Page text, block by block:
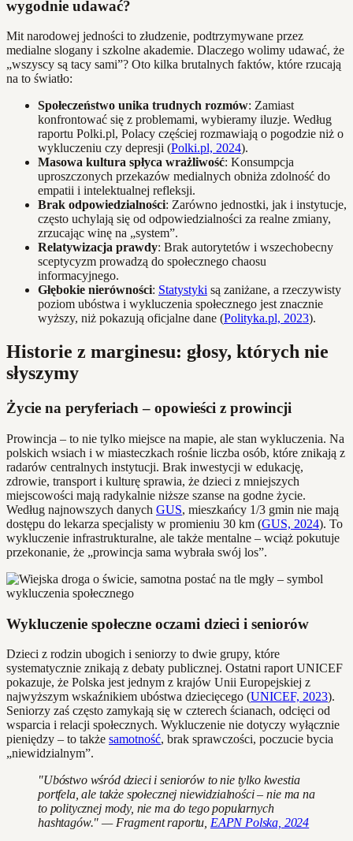
wygodnie udawać?
Mit narodowej jedności to złudzenie, podtrzymywane przez
medialne slogany i szkolne akademie. Dlaczego wolimy udawać, że
„wszyscy są tacy sami”? Oto kilka brutalnych faktów, które rzucają
na to światło:
Społeczeństwo unika trudnych rozmów: Zamiast
konfrontować się z problemami, wybieramy iluzje. Według
raportu Polki.pl, Polacy częściej rozmawiają o pogodzie niż o
wykluczeniu czy depresji (Polki.pl, 2024).
Masowa kultura spłyca wrażliwość: Konsumpcja
uproszczonych przekazów medialnych obniża zdolność do
empatii i intelektualnej refleksji.
Brak odpowiedzialności: Zarówno jednostki, jak i instytucje,
często uchylają się od odpowiedzialności za realne zmiany,
zrzucając winę na „system”.
Relatywizacja prawdy: Brak autorytetów i wszechobecny
sceptycyzm prowadzą do społecznego chaosu
informacyjnego.
Głębokie nierówności: Statystyki są zaniżane, a rzeczywisty
poziom ubóstwa i wykluczenia społecznego jest znacznie
wyższy, niż pokazują oficjalne dane (Polityka.pl, 2023).
Historie z marginesu: głosy, których nie
słyszymy
Życie na peryferiach – opowieści z prowincji
Prowincja – to nie tylko miejsce na mapie, ale stan wykluczenia. Na
polskich wsiach i w miasteczkach rośnie liczba osób, które znikają z
radarów centralnych instytucji. Brak inwestycji w edukację,
zdrowie, transport i kulturę sprawia, że dzieci z mniejszych
miejscowości mają radykalnie niższe szanse na godne życie.
Według najnowszych danych GUS, mieszkańcy 1/3 gmin nie mają
dostępu do lekarza specjalisty w promieniu 30 km (GUS, 2024). To
wykluczenie infrastrukturalne, ale także mentalne – wciąż pokutuje
przekonanie, że „prowincja sama wybrała swój los”.
Wykluczenie społeczne oczami dzieci i seniorów
Dzieci z rodzin ubogich i seniorzy to dwie grupy, które
systematycznie znikają z debaty publicznej. Ostatni raport UNICEF
pokazuje, że Polska jest jednym z krajów Unii Europejskiej z
najwyższym wskaźnikiem ubóstwa dziecięcego (UNICEF, 2023).
Seniorzy zaś często zamykają się w czterech ścianach, odcięci od
wsparcia i relacji społecznych. Wykluczenie nie dotyczy wyłącznie
pieniędzy – to także samotność, brak sprawczości, poczucie bycia
„niewidzialnym”.
"Ubóstwo wśród dzieci i seniorów to nie tylko kwestia
portfela, ale także społecznej niewidzialności – nie ma na
to politycznej mody, nie ma do tego popularnych
hashtagów." — Fragment raportu, EAPN Polska, 2024